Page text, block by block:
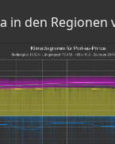
in den Regionen